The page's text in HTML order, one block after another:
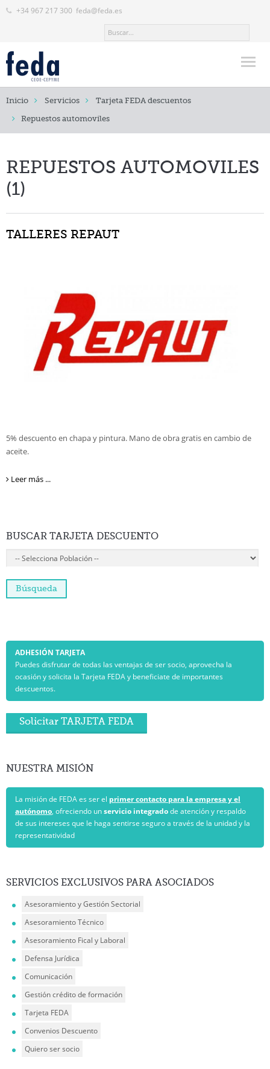
+34 967 217 300 feda@feda.es
Inicio
FEDA
Servicios
Asesoramiento y Gestión Sectorial
Asesoramiento técnico
Asesoramiento fiscal y laboral
Gestión crédito de formación
Tarjeta FEDA descuentos
Convenios ventajas
Formación
Inicio Servicios Tarjeta FEDA descuentos
Repuestos automoviles
REPUESTOS AUTOMOVILES
(1)
TALLERES REPAUT
5% descuento en chapa y pintura. Mano de obra gratis en cambio de
aceite.
Leer más ...
BUSCAR TARJETA DESCUENTO
ADHESIÓN TARJETA
Puedes disfrutar de todas las ventajas de ser socio, aprovecha la
ocasión y solicita la Tarjeta FEDA y beneficiate de importantes
descuentos.
Solicitar TARJETA FEDA
NUESTRA MISIÓN
La misión de FEDA es ser el primer contacto para la empresa y el
autónomo, ofreciendo unservicio integradode atención y respaldo
de sus intereses que le haga sentirse seguro a través de la unidad y la
representatividad
SERVICIOS EXCLUSIVOS PARA ASOCIADOS
Asesoramiento y Gestión Sectorial
Asesoramiento Técnico
Asesoramiento Fical y Laboral
Defensa Jurídica
Comunicación
Gestión crédito de formación
Tarjeta FEDA
Convenios Descuento
Quiero ser socio